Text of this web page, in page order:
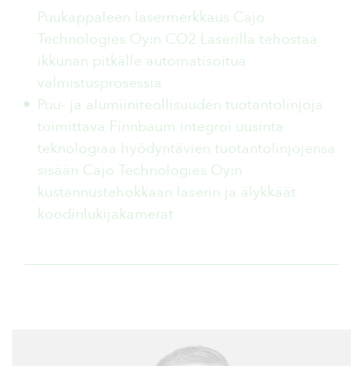
Puukappaleen lasermerkkaus Cajo
Technologies Oy:n CO2 Laserilla tehostaa
ikkunan pitkälle automatisoitua
valmistusprosessia
Puu- ja alumiiniteollisuuden tuotantolinjoja
toimittava Finnbaum integroi uusinta
teknologiaa hyödyntävien tuotantolinjojensa
sisään Cajo Technologies Oy:n
kustannustehokkaan laserin ja älykkäät
koodinlukijakamerat